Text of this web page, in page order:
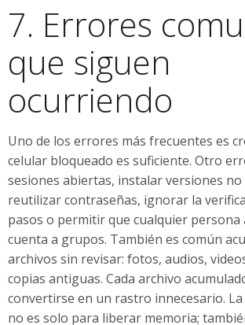
7. Errores
que siguen
ocurriendo
Uno de los errores más frecuentes es
celular bloqueado es suficiente. Otro
sesiones abiertas, instalar versiones no
reutilizar contraseñas, ignorar la
pasos o permitir que cualquier persona
cuenta a grupos. También es común
archivos sin revisar: fotos, audios,
copias antiguas. Cada archivo
convertirse en un rastro innecesario.
no es solo para liberar memoria;